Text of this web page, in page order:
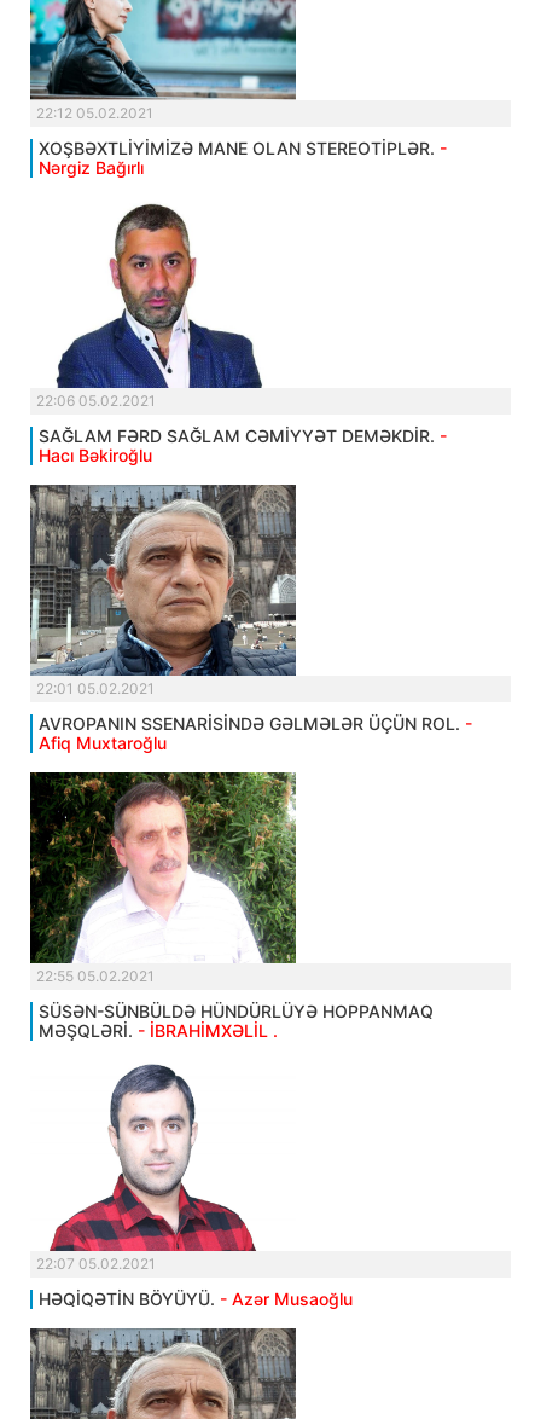
22:12 05.02.2021
XOŞBƏXTLİYİMİZƏ MANE OLAN STEREOTİPLƏR. -
Nərgiz Bağırlı
22:06 05.02.2021
SAĞLAM FƏRD SAĞLAM CƏMİYYƏT DEMƏKDİR. -
Hacı Bəkiroğlu
22:01 05.02.2021
AVROPANIN SSENARİSİNDƏ GƏLMƏLƏR ÜÇÜN ROL. -
Afiq Muxtaroğlu
22:55 05.02.2021
SÜSƏN-SÜNBÜLDƏ HÜNDÜRLÜYƏ HOPPANMAQ
MƏŞQLƏRİ. - İBRAHİMXƏLİL .
22:07 05.02.2021
HƏQİQƏTİN BÖYÜYÜ. - Azər Musaoğlu